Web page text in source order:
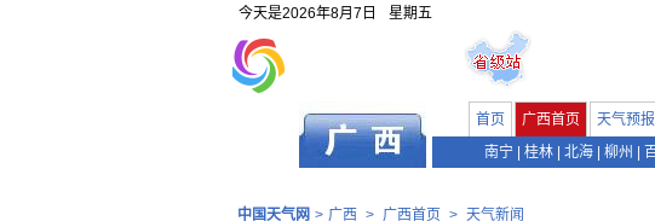
今天是2026年8月7日 星期五
首页 广西首页 天气预报
南宁
桂林 北海 柳州
中国天气网 > 广西 > 广西首页 > 天气新闻